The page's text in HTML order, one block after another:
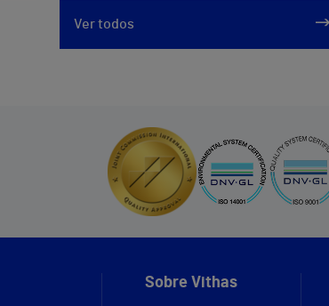
Ver todos
Sobre Vithas